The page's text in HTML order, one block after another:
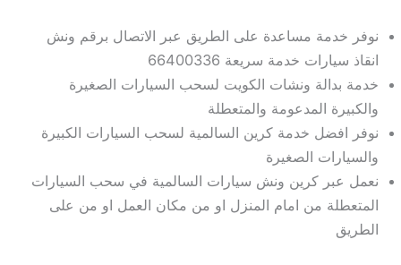
نوفر خدمة مساعدة على الطريق عبر الاتصال برقم ونش
انقاذ سيارات خدمة سريعة 66400336
خدمة بدالة ونشات الكويت لسحب السيارات الصغيرة
والكبيرة المدعومة والمتعطلة
نوفر افضل خدمة كرين السالمية لسحب السيارات الكبيرة
والسيارات الصغيرة
نعمل عبر كرين ونش سيارات السالمية في سحب السيارات
المتعطلة من امام المنزل او من مكان العمل او من على
الطريق